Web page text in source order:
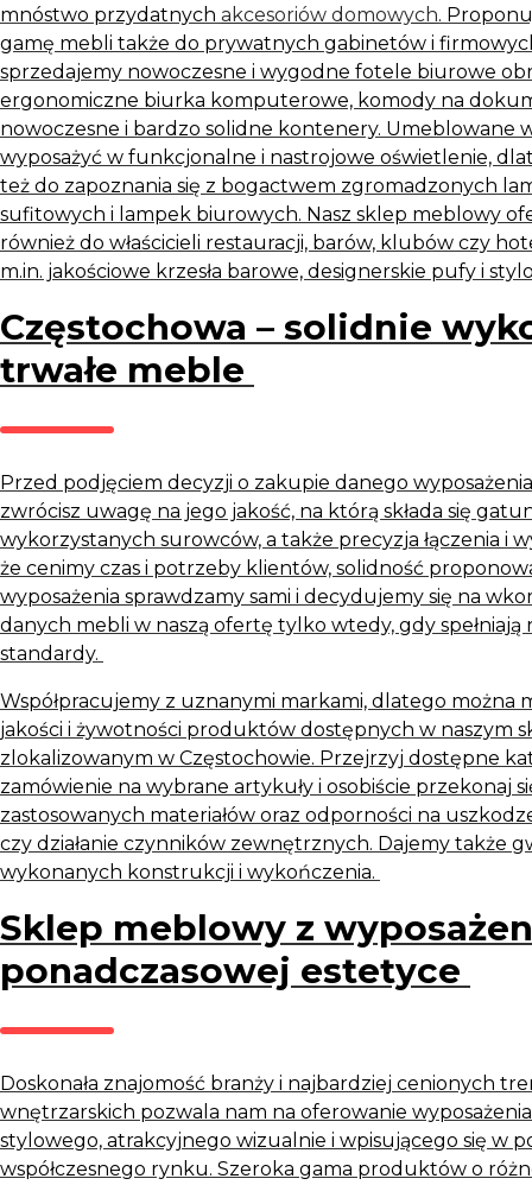
mnóstwo przydatnych akcesoriów domowych.
gamę mebli także do prywatnych gabinetów i
sprzedajemy nowoczesne i wygodne fotele biurowe
ergonomiczne biurka komputerowe, komody na
nowoczesne i bardzo solidne kontenery. Umeblowane
wyposażyć w funkcjonalne i nastrojowe oświetlenie,
też do zapoznania się z bogactwem zgromadzonych
sufitowych i lampek biurowych. Nasz sklep meblowy
również do właścicieli restauracji, barów, klubów czy
m.in. jakościowe krzesła barowe, designerskie pufy i
Częstochowa – solidnie
trwałe meble
Przed podjęciem decyzji o zakupie danego
zwrócisz uwagę na jego jakość, na którą składa się
wykorzystanych surowców, a także precyzja łączenia i
że cenimy czas i potrzeby klientów, solidność
wyposażenia sprawdzamy sami i decydujemy się na
danych mebli w naszą ofertę tylko wtedy, gdy spełniają
standardy.
Współpracujemy z uznanymi markami, dlatego można
jakości i żywotności produktów dostępnych w naszym
zlokalizowanym w Częstochowie. Przejrzyj dostępne
zamówienie na wybrane artykuły i osobiście przekonaj
zastosowanych materiałów oraz odporności na
czy działanie czynników zewnętrznych. Dajemy także
wykonanych konstrukcji i wykończenia.
Sklep meblowy z
ponadczasowej estetyce
Doskonała znajomość branży i najbardziej cenionych
wnętrzarskich pozwala nam na oferowanie
stylowego, atrakcyjnego wizualnie i wpisującego się w
współczesnego rynku. Szeroka gama produktów o